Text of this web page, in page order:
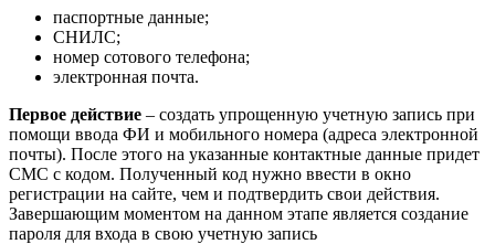
паспортные данные;
СНИЛС;
номер сотового телефона;
электронная почта.
Первое действие – создать упрощенную учетную запись при
помощи ввода ФИ и мобильного номера (адреса электронной
почты). После этого на указанные контактные данные придет
СМС с кодом. Полученный код нужно ввести в окно
регистрации на сайте, чем и подтвердить свои действия.
Завершающим моментом на данном этапе является создание
пароля для входа в свою учетную запись